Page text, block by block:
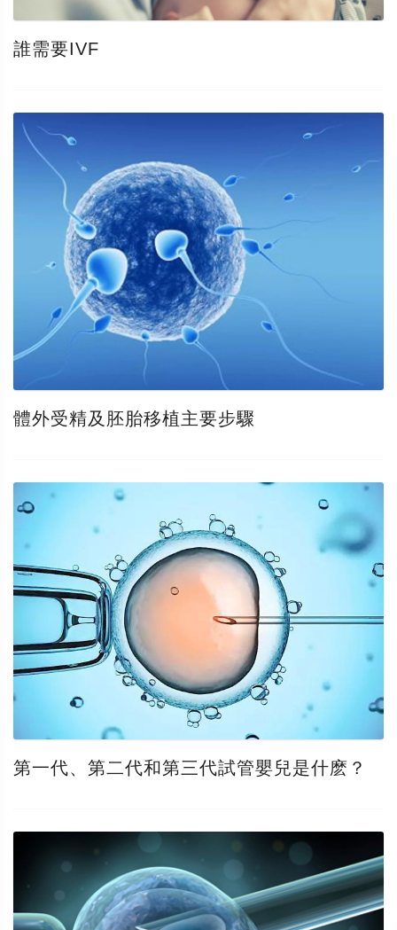
誰需要IVF
體外受精及胚胎移植主要步驟
第一代、第二代和第三代試管嬰兒是什麽？